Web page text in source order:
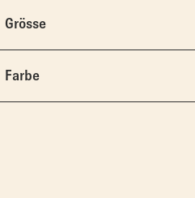
Grösse
Farbe